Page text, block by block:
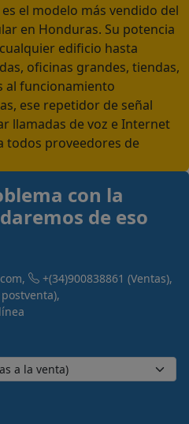
es el modelo más vendido del
en Honduras. Su potencia
edificio hasta
oficinas grandes, tiendas,
al funcionamiento
ese repetidor de señal
llamadas de voz e Internet
todos proveedores de
con la
de eso
, +(34)900838861 (Ventas),
,